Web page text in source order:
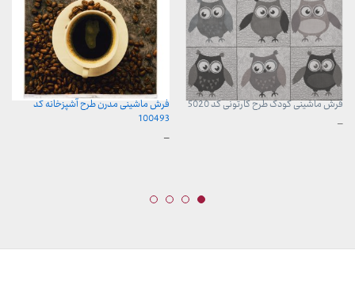
فرش ماشینی کودک طرح کارتونی کد 5020
–محدوده
فرش ماشینی مدرن طرح آشپزخانه کد
100493
–محدوده